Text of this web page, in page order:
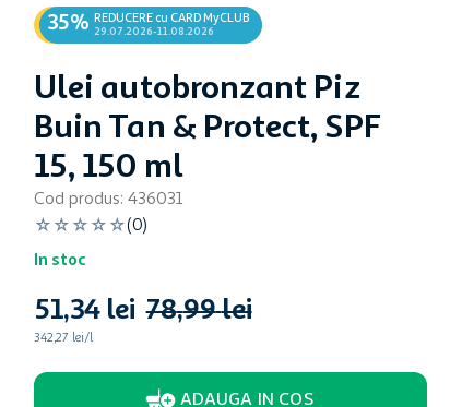
35% REDUCERE cu CARD MyCLUB
29.07.2026-11.08.2026
Ulei autobronzant Piz
Buin Tan & Protect, SPF
15, 150 ml
Cod produs: 436031
☆ ☆ ☆ ☆ ☆(0)
In stoc
51,34 lei 78,99lei
342,27 lei/l
ADAUGA IN COS